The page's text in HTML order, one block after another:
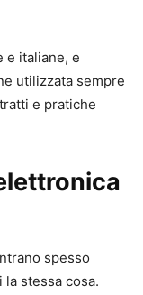
e italiane, e
utilizzata sempre
e pratiche
spesso
stessa cosa.